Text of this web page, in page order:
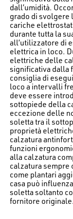
dall’umidità.
grado di svolgere
cariche
durante tutta la
all’utilizzatore di
elettrica in loco.
elettriche delle
significativa dalla
consiglia di
loco a intervalli
deve essere
sottopiede della
eccezione delle
soletta tra il
proprietà
calzatura
funzioni
alla calzatura
calzatura sempre
come plantari
casa può
soletta soltanto
fornitore originale.